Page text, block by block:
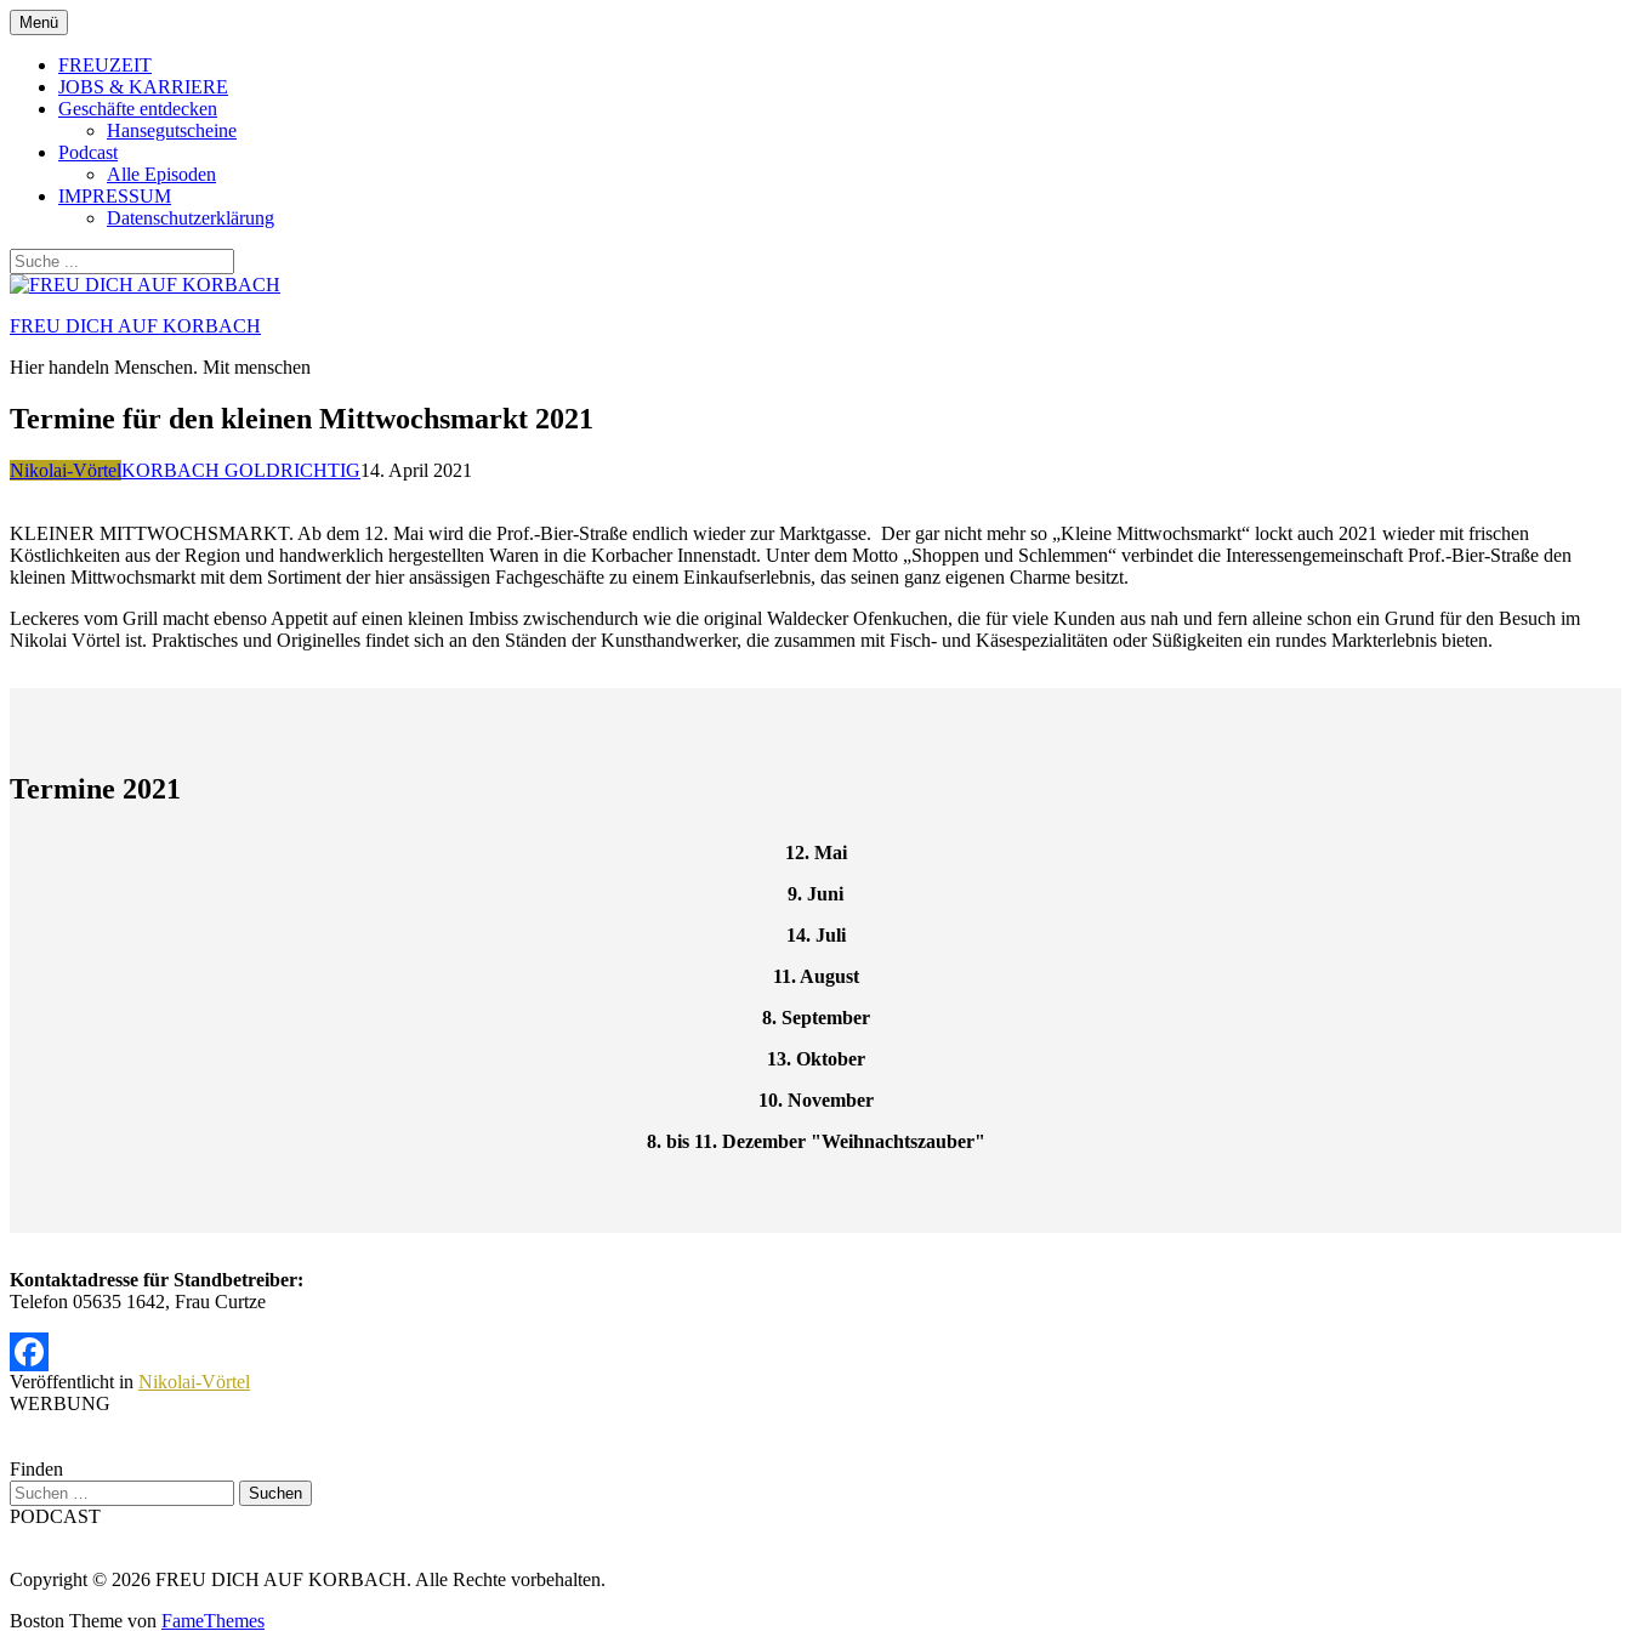
Zum
Inhalt
springen
Menü
FREUZEIT
JOBS & KARRIERE
Geschäfte entdecken
Hansegutscheine
Podcast
Alle Episoden
IMPRESSUM
Datenschutzerklärung
FREU DICH AUF KORBACH
Hier handeln Menschen. Mit menschen
Termine für den kleinen Mittwochsmarkt 2021
Nikolai-VörtelKORBACH GOLDRICHTIG14. April 2021
KLEINER MITTWOCHSMARKT. Ab dem 12. Mai wird die Prof.-Bier-Straße endlich wieder zur Marktgasse. Der gar nicht mehr so „Kleine Mittwochsmarkt“ lockt auch 2021 wieder mit frischen
Köstlichkeiten aus der Region und handwerklich hergestellten Waren in die Korbacher Innenstadt. Unter dem Motto „Shoppen und Schlemmen“ verbindet die Interessengemeinschaft Prof.-Bier-Straße den
kleinen Mittwochsmarkt mit dem Sortiment der hier ansässigen Fachgeschäfte zu einem Einkaufserlebnis, das seinen ganz eigenen Charme besitzt.
Leckeres vom Grill macht ebenso Appetit auf einen kleinen Imbiss zwischendurch wie die original Waldecker Ofenkuchen, die für viele Kunden aus nah und fern alleine schon ein Grund für den Besuch im
Nikolai Vörtel ist. Praktisches und Originelles findet sich an den Ständen der Kunsthandwerker, die zusammen mit Fisch- und Käsespezialitäten oder Süßigkeiten ein rundes Markterlebnis bieten.
Termine 2021
12. Mai
9. Juni
14. Juli
11. August
8. September
13. Oktober
10. November
8. bis 11. Dezember "Weihnachtszauber"
Kontaktadresse für Standbetreiber:
Telefon 05635 1642, Frau Curtze
Facebook
Veröffentlicht in Nikolai-Vörtel
WERBUNG
Finden
Suchen
nach:
PODCAST
Copyright © 2026 FREU DICH AUF KORBACH. Alle Rechte vorbehalten.
Boston Theme von FameThemes